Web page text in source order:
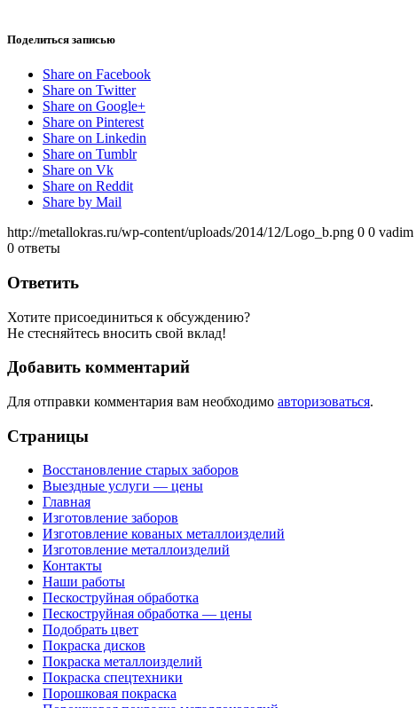
Поделиться записью
Share on Facebook
Share on Twitter
Share on Google+
Share on Pinterest
Share on Linkedin
Share on Tumblr
Share on Vk
Share on Reddit
Share by Mail
http://metallokras.ru/wp-content/uploads/2014/12/Logo_b.png 0 0 vadim
0 ответы
Ответить
Хотите присоединиться к обсуждению?
Не стесняйтесь вносить свой вклад!
Добавить комментарий
Для отправки комментария вам необходимо авторизоваться.
Страницы
Восстановление старых заборов
Выездные услуги — цены
Главная
Изготовление заборов
Изготовление кованых металлоизделий
Изготовление металлоизделий
Контакты
Наши работы
Пескоструйная обработка
Пескоструйная обработка — цены
Подобрать цвет
Покраска дисков
Покраска металлоизделий
Покраска спецтехники
Порошковая покраска